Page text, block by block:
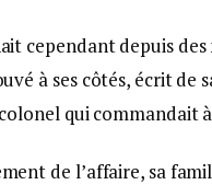
cependant depuis
à ses côtés, écrit de
qui commandait
de l’affaire, sa